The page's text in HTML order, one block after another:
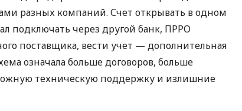
разных компаний. Счет открывать в одном
подключать через другой банк, ПРРО
поставщика, вести учет — дополнительная
означала больше договоров, больше
техническую поддержку и излишние